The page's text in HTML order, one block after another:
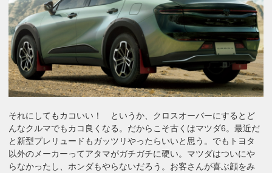
それにしてもカコいい！ というか、クロスオーバーにするとど
んなクルマでもカコ良くなる。だからこそ古くはマツダ6。最近だ
と新型プレリュードもガッツリやったらいいと思う。でもトヨタ
以外のメーカーってアタマがガチガチに硬い。マツダはついにや
らなかったし、ホンダもやらないだろう。お客さんが喜ぶ顔をみ